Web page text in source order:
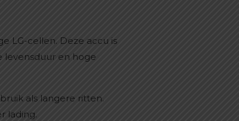
LG-cellen. Deze accu is
levensduur en hoge
als langere ritten.
lading.